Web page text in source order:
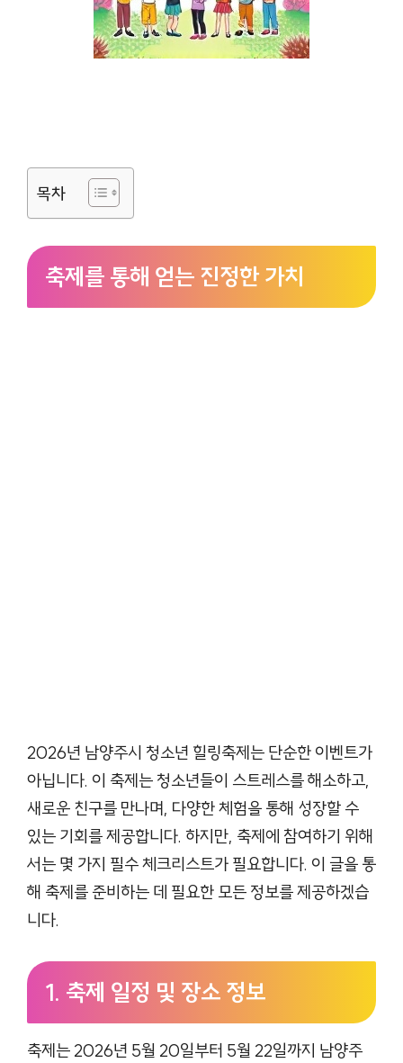
목차
축제를 통해 얻는 진정한 가치
2026년 남양주시 청소년 힐링축제는 단순한 이벤트가
아닙니다. 이 축제는 청소년들이 스트레스를 해소하고,
새로운 친구를 만나며, 다양한 체험을 통해 성장할 수
있는 기회를 제공합니다. 하지만, 축제에 참여하기 위해
서는 몇 가지 필수 체크리스트가 필요합니다. 이 글을 통
해 축제를 준비하는 데 필요한 모든 정보를 제공하겠습
니다.
1. 축제 일정 및 장소 정보
축제는 2026년 5월 20일부터 5월 22일까지 남양주